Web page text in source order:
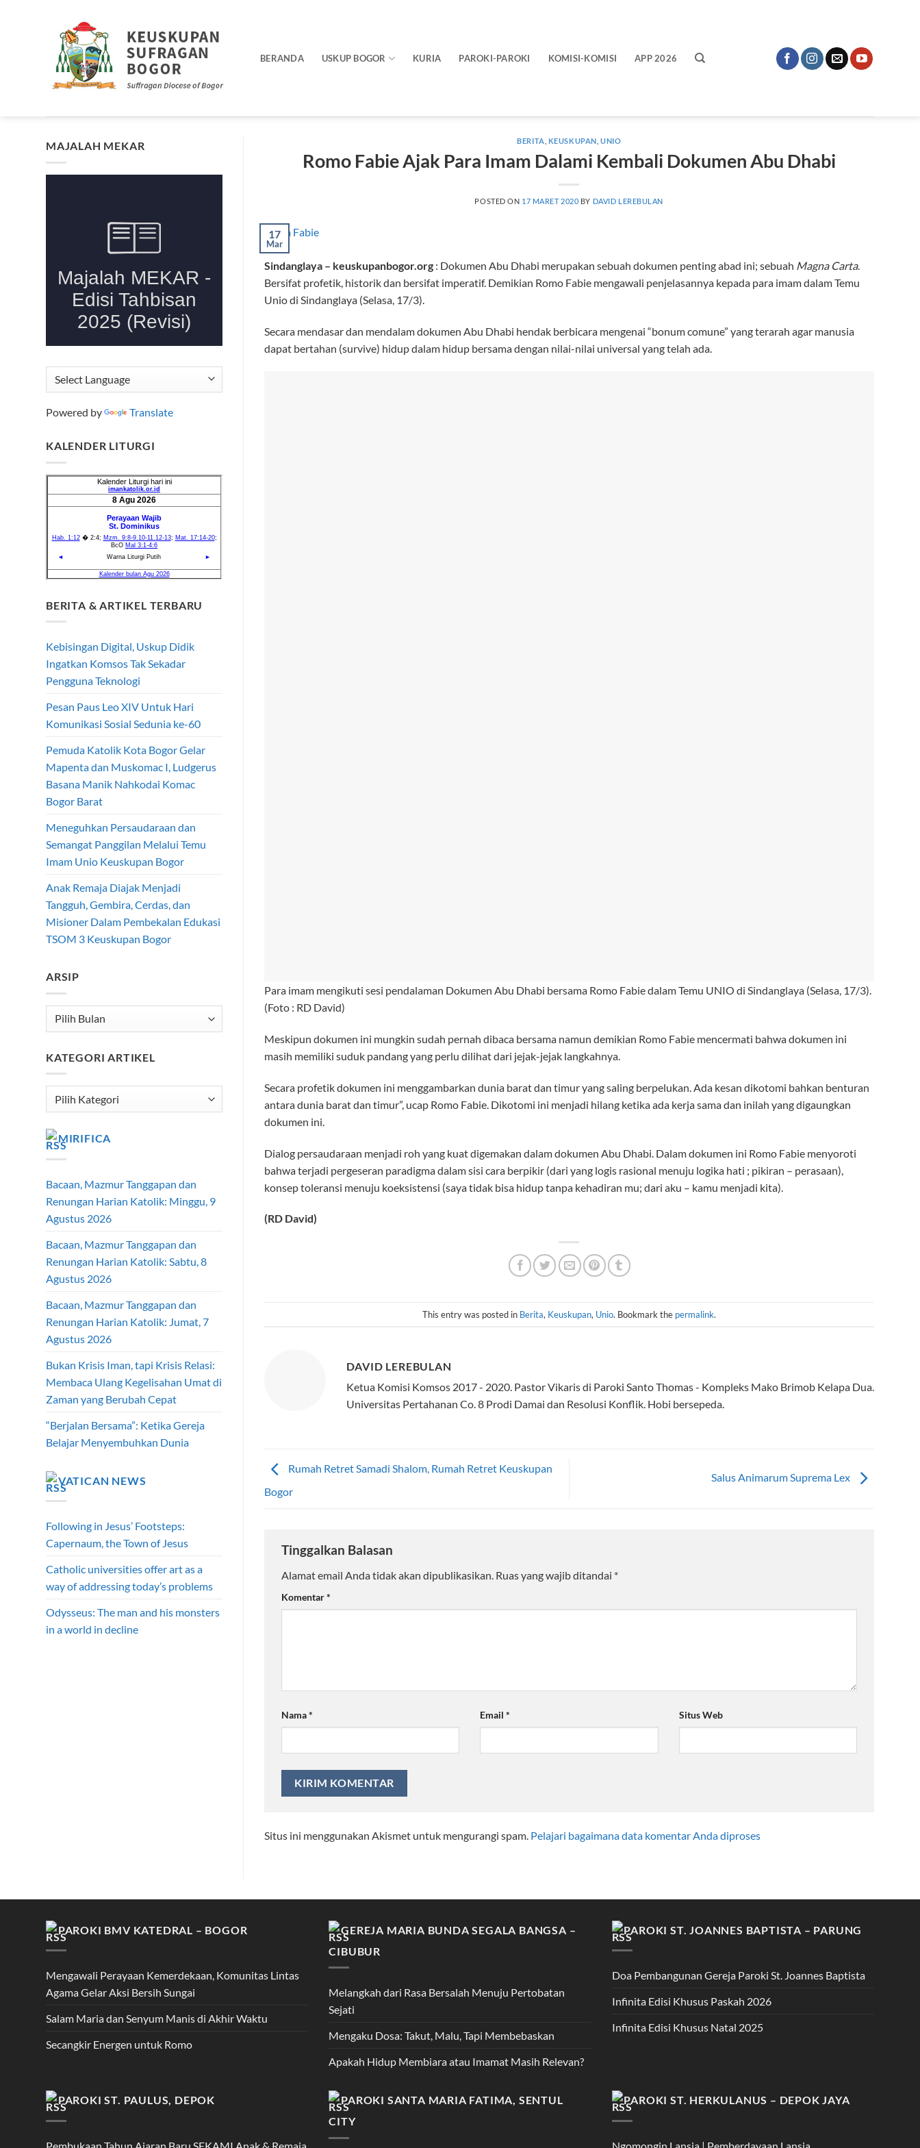
BERANDA USKUP BOGOR KURIA PAROKI-PAROKI KOMISI-KOMISI APP 2026
MAJALAH MEKAR
Powered by Translate
KALENDER LITURGI
BERITA & ARTIKEL TERBARU
Kebisingan Digital, Uskup Didik
Ingatkan Komsos Tak Sekadar
Pengguna Teknologi
Pesan Paus Leo XIV Untuk Hari
Komunikasi Sosial Sedunia ke-60
Pemuda Katolik Kota Bogor Gelar
Mapenta dan Muskomac I, Ludgerus
Basana Manik Nahkodai Komac
Bogor Barat
Meneguhkan Persaudaraan dan
Semangat Panggilan Melalui Temu
Imam Unio Keuskupan Bogor
Anak Remaja Diajak Menjadi
Tangguh, Gembira, Cerdas, dan
Misioner Dalam Pembekalan Edukasi
TSOM 3 Keuskupan Bogor
ARSIP
Arsip
KATEGORI ARTIKEL
Kategori
Artikel
MIRIFICA
Bacaan, Mazmur Tanggapan dan
Renungan Harian Katolik: Minggu, 9
Agustus 2026
Bacaan, Mazmur Tanggapan dan
Renungan Harian Katolik: Sabtu, 8
Agustus 2026
Bacaan, Mazmur Tanggapan dan
Renungan Harian Katolik: Jumat, 7
Agustus 2026
Bukan Krisis Iman, tapi Krisis Relasi:
Membaca Ulang Kegelisahan Umat di
Zaman yang Berubah Cepat
“Berjalan Bersama”: Ketika Gereja
Belajar Menyembuhkan Dunia
VATICAN NEWS
Following in Jesus’ Footsteps:
Capernaum, the Town of Jesus
Catholic universities offer art as a
way of addressing today’s problems
Odysseus: The man and his monsters
in a world in decline
BERITA KEUSKUPAN UNIO
Romo Fabie Ajak Para Imam Dalami Kembali Dokumen Abu Dhabi
POSTED ON 17 MARET 2020 BY DAVID LEREBULAN
17
Mar
Sindanglaya – keuskupanbogor.org: Dokumen Abu Dhabi merupakan sebuah dokumen penting abad ini; sebuah Magna Carta.
Bersifat profetik, historik dan bersifat imperatif. Demikian Romo Fabie mengawali penjelasannya kepada para imam dalam Temu
Unio di Sindanglaya (Selasa, 17/3).
Secara mendasar dan mendalam dokumen Abu Dhabi hendak berbicara mengenai “bonum comune” yang terarah agar manusia
dapat bertahan (survive) hidup dalam hidup bersama dengan nilai-nilai universal yang telah ada.
Para imam mengikuti sesi pendalaman Dokumen Abu Dhabi bersama Romo Fabie dalam Temu UNIO di Sindanglaya (Selasa, 17/3).
(Foto : RD David)
Meskipun dokumen ini mungkin sudah pernah dibaca bersama namun demikian Romo Fabie mencermati bahwa dokumen ini
masih memiliki suduk pandang yang perlu dilihat dari jejak-jejak langkahnya.
Secara profetik dokumen ini menggambarkan dunia barat dan timur yang saling berpelukan. Ada kesan dikotomi bahkan benturan
antara dunia barat dan timur”, ucap Romo Fabie. Dikotomi ini menjadi hilang ketika ada kerja sama dan inilah yang digaungkan
dokumen ini.
Dialog persaudaraan menjadi roh yang kuat digemakan dalam dokumen Abu Dhabi. Dalam dokumen ini Romo Fabie menyoroti
bahwa terjadi pergeseran paradigma dalam sisi cara berpikir (dari yang logis rasional menuju logika hati ; pikiran – perasaan),
konsep toleransi menuju koeksistensi (saya tidak bisa hidup tanpa kehadiran mu; dari aku – kamu menjadi kita).
(RD David)
This entry was posted in Berita, Keuskupan, Unio. Bookmark the permalink.
DAVID LEREBULAN
Ketua Komisi Komsos 2017 - 2020. Pastor Vikaris di Paroki Santo Thomas - Kompleks Mako Brimob Kelapa Dua.
Universitas Pertahanan Co. 8 Prodi Damai dan Resolusi Konflik. Hobi bersepeda.
Rumah Retret Samadi Shalom, Rumah Retret Keuskupan
Bogor
Salus Animarum Suprema Lex
Tinggalkan Balasan
Alamat email Anda tidak akan dipublikasikan. Ruas yang wajib ditandai *
Komentar*
Nama* Email * Situs Web
Situs ini menggunakan Akismet untuk mengurangi spam. Pelajari bagaimana data komentar Anda diproses
PAROKI BMV KATEDRAL – BOGOR
Mengawali Perayaan Kemerdekaan, Komunitas Lintas
Agama Gelar Aksi Bersih Sungai
Salam Maria dan Senyum Manis di Akhir Waktu
Secangkir Energen untuk Romo
GEREJA MARIA BUNDA SEGALA BANGSA –
CIBUBUR
Melangkah dari Rasa Bersalah Menuju Pertobatan
Sejati
Mengaku Dosa: Takut, Malu, Tapi Membebaskan
Apakah Hidup Membiara atau Imamat Masih Relevan?
PAROKI ST. JOANNES BAPTISTA – PARUNG
Doa Pembangunan Gereja Paroki St. Joannes Baptista
Infinita Edisi Khusus Paskah 2026
Infinita Edisi Khusus Natal 2025
PAROKI ST. PAULUS, DEPOK
PAROKI SANTA MARIA FATIMA, SENTUL
CITY
PAROKI ST. HERKULANUS – DEPOK JAYA